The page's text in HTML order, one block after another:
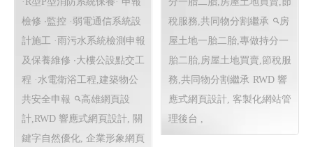
程式設計
線上投票系統 線上投票後台
系統